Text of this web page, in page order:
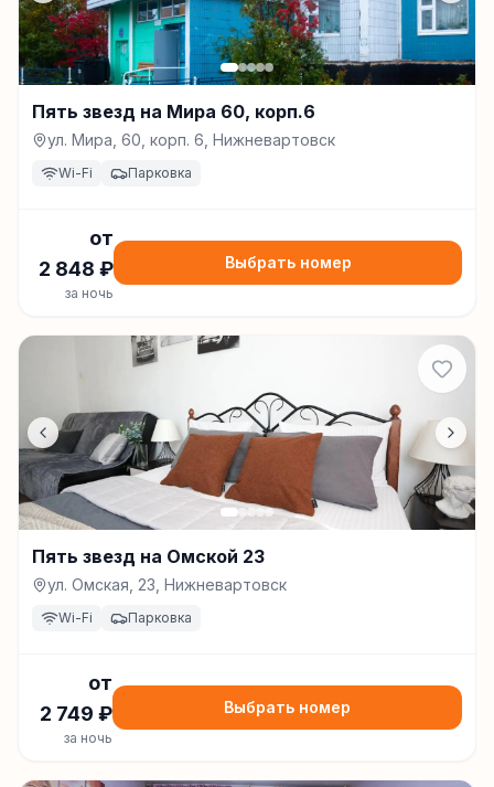
Пять звезд на Мира 60, корп.6
ул. Мира, 60, корп. 6, Нижневартовск
Wi-Fi Парковка
от
2 848 ₽
за ночь
Выбрать номер
Пять звезд на Омской 23
ул. Омская, 23, Нижневартовск
Wi-Fi Парковка
от
2 749 ₽
за ночь
Выбрать номер